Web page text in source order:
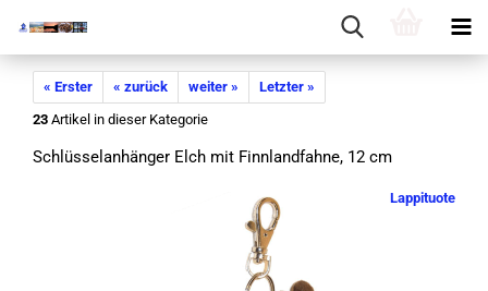
« Erster « zurück weiter »
Letzter »
23 Artikel in dieser Kategorie
Schlüs­sel­an­hän­ger Elch mit Finn­land­fah­ne, 12 cm
Lappituote